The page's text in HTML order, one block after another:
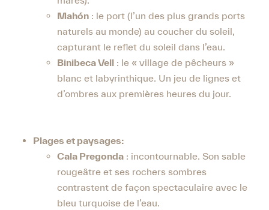
Mahón : le port (l’un des plus grands ports
naturels au monde) au coucher du soleil,
capturant le reflet du soleil dans l’eau.
Binibeca Vell : le « village de pêcheurs »
blanc et labyrinthique. Un jeu de lignes et
d’ombres aux premières heures du jour.
Plages et paysages:
Cala Pregonda : incontournable. Son sable
rougeâtre et ses rochers sombres
contrastent de façon spectaculaire avec le
bleu turquoise de l’eau.